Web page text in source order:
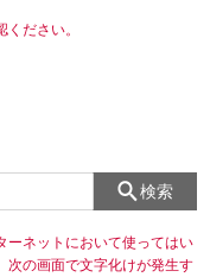
ださい。
検索
ーネットにおいて使ってはい
次の画面で文字化けが発生す